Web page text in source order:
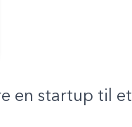
en startup til et